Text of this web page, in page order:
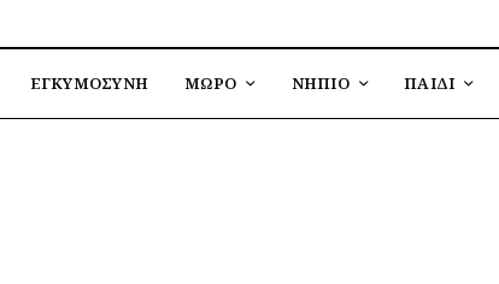
ΕΓΚΥΜΟΣΥΝΗ ΜΩΡΟ ΝΗΠΙΟ ΠΑΙΔΙ